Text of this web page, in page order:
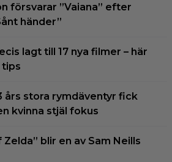
försvarar ”Vaiana” efter
händer”
lagt till 17 nya filmer – här
tips
års stora rymdäventyr fick
kvinna stjäl fokus
blir en av Sam Neills